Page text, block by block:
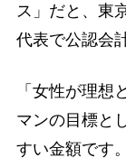
ス」だと、東
代表で公認会
「女性が理想
マンの目標と
すい金額です